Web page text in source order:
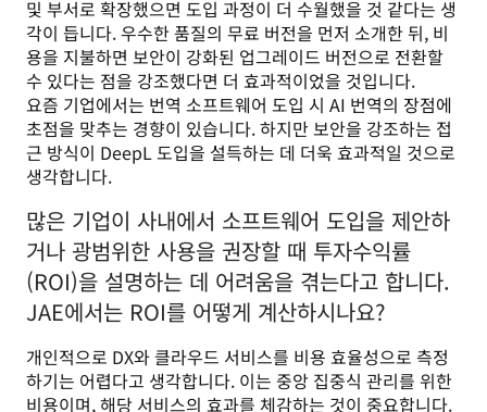
및 부서로 확장했으면 도입 과정이 더 수월했을 것 같다는 생
각이 듭니다. 우수한 품질의 무료 버전을 먼저 소개한 뒤, 비
용을 지불하면 보안이 강화된 업그레이드 버전으로 전환할
수 있다는 점을 강조했다면 더 효과적이었을 것입니다.
요즘 기업에서는 번역 소프트웨어 도입 시 AI 번역의 장점에
초점을 맞추는 경향이 있습니다. 하지만 보안을 강조하는 접
근 방식이 DeepL 도입을 설득하는 데 더욱 효과적일 것으로
생각합니다.
많은 기업이 사내에서 소프트웨어 도입을 제안하
거나 광범위한 사용을 권장할 때 투자수익률
(ROI)을 설명하는 데 어려움을 겪는다고 합니다.
JAE에서는 ROI를 어떻게 계산하시나요?
개인적으로 DX와 클라우드 서비스를 비용 효율성으로 측정
하기는 어렵다고 생각합니다. 이는 중앙 집중식 관리를 위한
비용이며, 해당 서비스의 효과를 체감하는 것이 중요합니다.